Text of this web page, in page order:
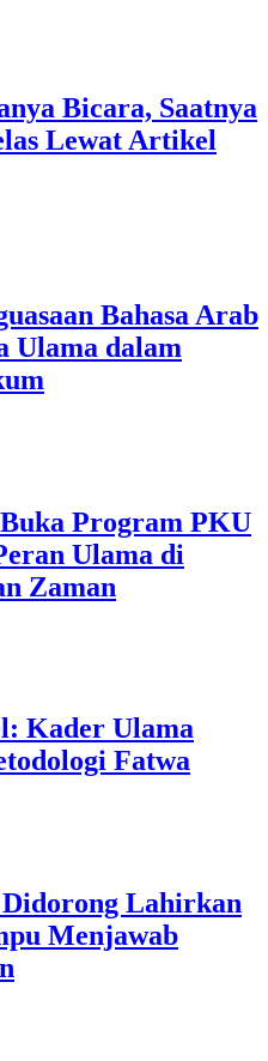
Bicara, Saatnya
Lewat Artikel
Bahasa Arab
Ulama dalam
Program PKU
Ulama di
Zaman
Kader Ulama
Fatwa
Lahirkan
Menjawab